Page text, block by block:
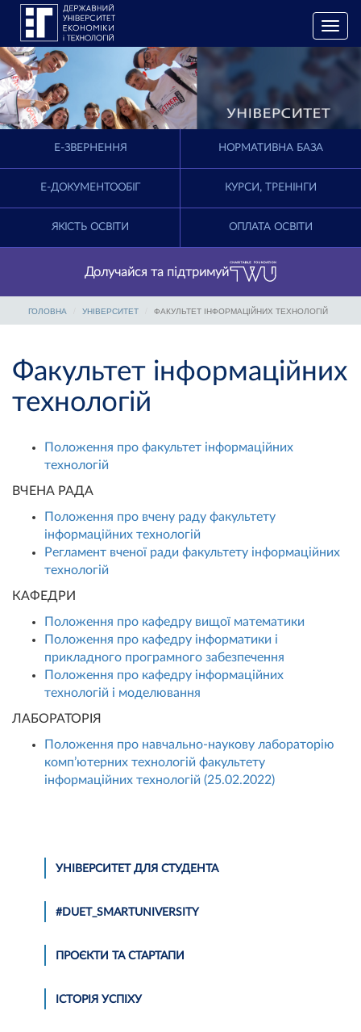
T
o
g
e
n
i
a
E-ЗВЕРНЕННЯ НОРМАТИВНА БАЗА
Е-ДОКУМЕНТООБІГ КУРСИ, ТРЕНІНГИ
ЯКІСТЬ ОСВІТИ ОПЛАТА ОСВІТИ
Долучайся та підтримуй
ГОЛОВНА УНІВЕРСИТЕТ ФАКУЛЬТЕТ ІНФОРМАЦІЙНИХ ТЕХНОЛОГІЙ
Факультет інформаційних
технологій
Положення про факультет інформаційних
технологій
ВЧЕНА РАДА
Положення про вчену раду факультету
інформаційних технологій
Регламент вченої ради факультету інформаційних
технологій
КАФЕДРИ
Положення про кафедру вищої математики
Положення про кафедру інформатики і
прикладного програмного забезпечення
Положення про кафедру інформаційних
технологій і моделювання
ЛАБОРАТОРІЯ
Положення про навчально-наукову лабораторію
комп’ютерних технологій факультету
інформаційних технологій (25.02.2022)
УНІВЕРСИТЕТ ДЛЯ СТУДЕНТА
#DUET_SMARTUNIVERSITY
ПРОЄКТИ ТА СТАРТАПИ
ІСТОРІЯ УСПІХУ